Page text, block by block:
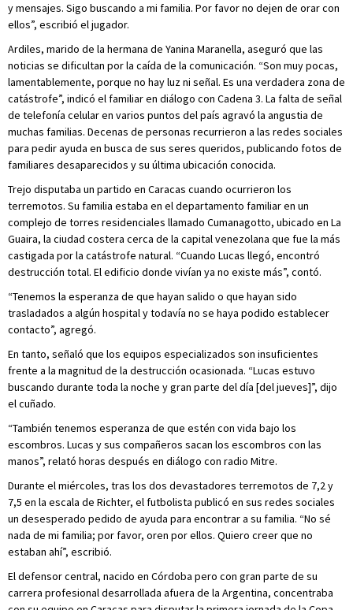
y mensajes. Sigo buscando a mi familia. Por favor no dejen de orar con
ellos”, escribió el jugador.
Ardiles, marido de la hermana de Yanina Maranella, aseguró que las
noticias se dificultan por la caída de la comunicación. “Son muy pocas,
lamentablemente, porque no hay luz ni señal. Es una verdadera zona de
catástrofe”, indicó el familiar en diálogo con Cadena 3. La falta de señal
de telefonía celular en varios puntos del país agravó la angustia de
muchas familias. Decenas de personas recurrieron a las redes sociales
para pedir ayuda en busca de sus seres queridos, publicando fotos de
familiares desaparecidos y su última ubicación conocida.
Trejo disputaba un partido en Caracas cuando ocurrieron los
terremotos. Su familia estaba en el departamento familiar en un
complejo de torres residenciales llamado Cumanagotto, ubicado en La
Guaira, la ciudad costera cerca de la capital venezolana que fue la más
castigada por la catástrofe natural. “Cuando Lucas llegó, encontró
destrucción total. El edificio donde vivían ya no existe más”, contó.
“Tenemos la esperanza de que hayan salido o que hayan sido
trasladados a algún hospital y todavía no se haya podido establecer
contacto”, agregó.
En tanto, señaló que los equipos especializados son insuficientes
frente a la magnitud de la destrucción ocasionada. “Lucas estuvo
buscando durante toda la noche y gran parte del día [del jueves]”, dijo
el cuñado.
“También tenemos esperanza de que estén con vida bajo los
escombros. Lucas y sus compañeros sacan los escombros con las
manos”, relató horas después en diálogo con radio Mitre.
Durante el miércoles, tras los dos devastadores terremotos de 7,2 y
7,5 en la escala de Richter, el futbolista publicó en sus redes sociales
un desesperado pedido de ayuda para encontrar a su familia. “No sé
nada de mi familia; por favor, oren por ellos. Quiero creer que no
estaban ahí”, escribió.
El defensor central, nacido en Córdoba pero con gran parte de su
carrera profesional desarrollada afuera de la Argentina, concentraba